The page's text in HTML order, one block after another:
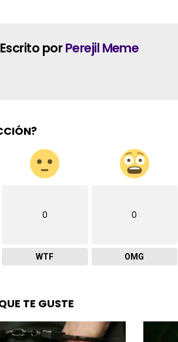
Escrito porPerejil Meme
0
WTF
0
OMG
TE GUSTE